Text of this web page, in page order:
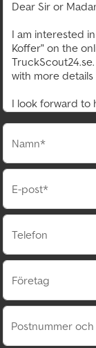
Namn*
E-post*
Telefon
Företag
Postnummer